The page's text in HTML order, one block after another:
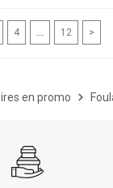
4 12 >
en promo